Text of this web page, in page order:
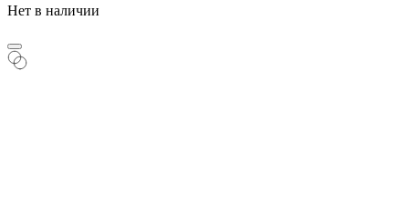
Нет в наличии